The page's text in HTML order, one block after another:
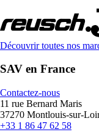
Découvrir toutes nos
SAV en France
Contactez-nous
11 rue Bernard Maris
37270 Montlouis-sur-
+33 1 86 47 62 58